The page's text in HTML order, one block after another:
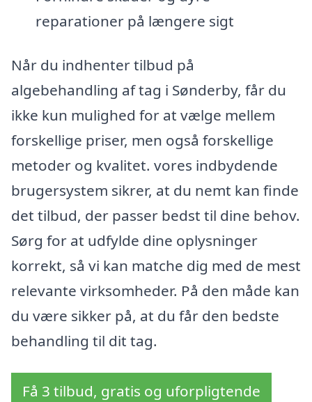
reparationer på længere sigt
Når du indhenter tilbud på
algebehandling af tag i Sønderby, får du
ikke kun mulighed for at vælge mellem
forskellige priser, men også forskellige
metoder og kvalitet. vores indbydende
brugersystem sikrer, at du nemt kan finde
det tilbud, der passer bedst til dine behov.
Sørg for at udfylde dine oplysninger
korrekt, så vi kan matche dig med de mest
relevante virksomheder. På den måde kan
du være sikker på, at du får den bedste
behandling til dit tag.
Få 3 tilbud, gratis og uforpligtende